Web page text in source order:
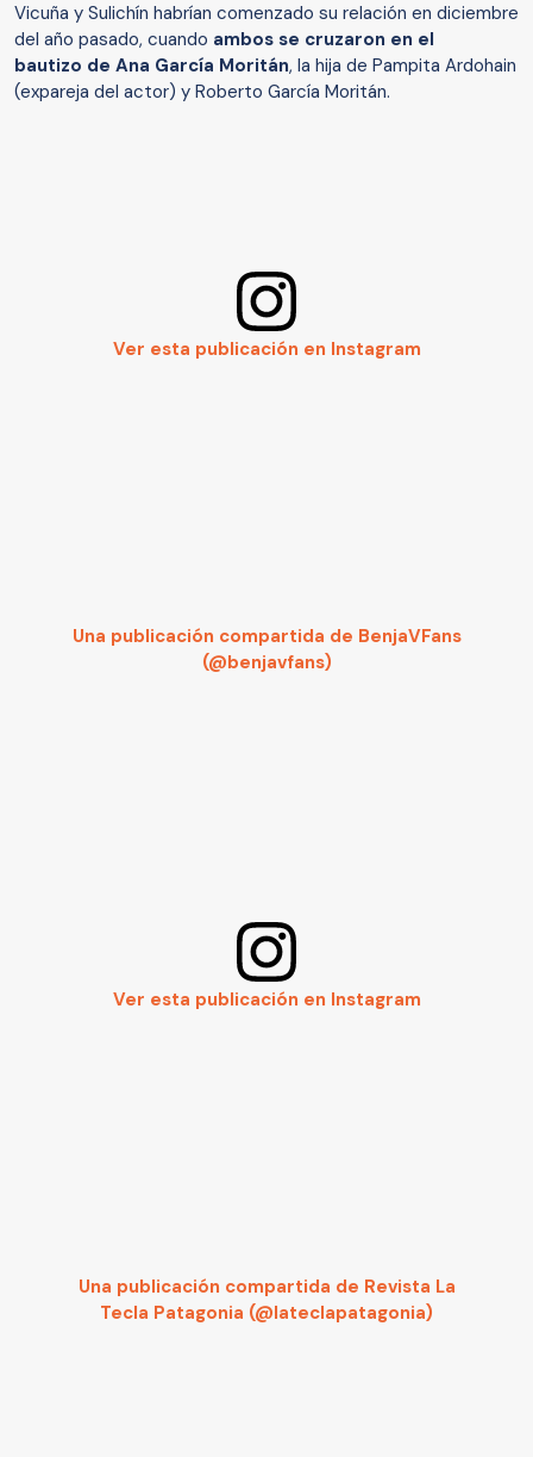
Vicuña y Sulichín habrían comenzado su relación en diciembre
del año pasado, cuando ambos se cruzaron en el
bautizo de Ana García Moritán, la hija de Pampita Ardohain
(expareja del actor) y Roberto García Moritán.
Ver esta publicación en Instagram
Una publicación compartida de BenjaVFans
(@benjavfans)
Ver esta publicación en Instagram
Una publicación compartida de Revista La
Tecla Patagonia (@lateclapatagonia)